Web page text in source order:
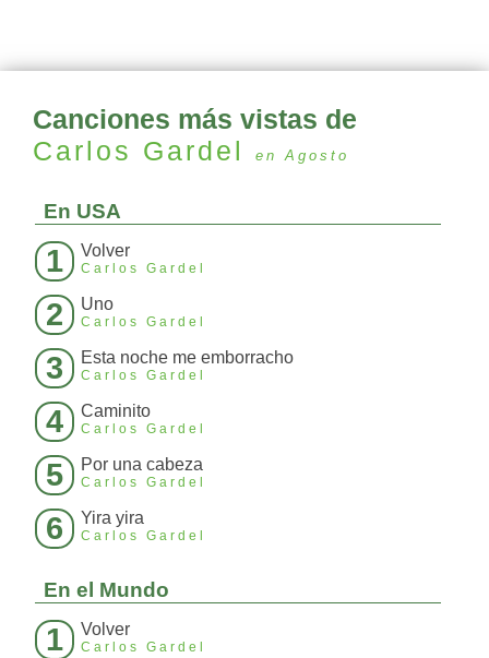
Canciones más vistas de
Carlos Gardel
en Agosto
En USA
1 Volver
Carlos Gardel
2 Uno
Carlos Gardel
3 Esta noche me emborracho
Carlos Gardel
4 Caminito
Carlos Gardel
5 Por una cabeza
Carlos Gardel
6 Yira yira
Carlos Gardel
En el Mundo
1 Volver
Carlos Gardel